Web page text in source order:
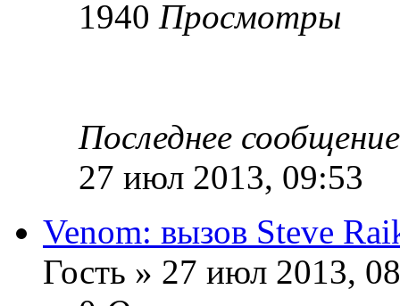
1940 Просмотры
Последнее
27 июл 2013, 09:53
Venom: вызов Steve
Гость » 27 июл 2013,